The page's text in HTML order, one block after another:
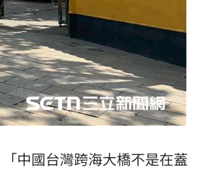
中國台灣跨海大橋不是在蓋